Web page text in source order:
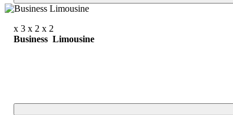
x 3 x 2 x 2
Business Limousine